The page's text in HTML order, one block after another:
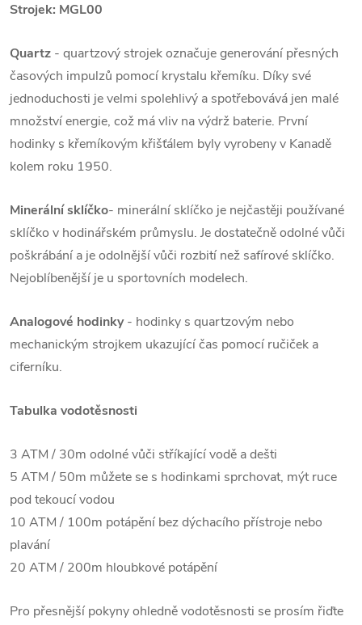
Strojek: MGL00
Quartz - quartzový strojek označuje generování přesných
časových impulzů pomocí krystalu křemíku. Díky své
jednoduchosti je velmi spolehlivý a spotřebovává jen malé
množství energie, což má vliv na výdrž baterie. První
hodinky s křemíkovým křišťálem byly vyrobeny v Kanadě
kolem roku 1950.
Minerální sklíčko- minerální sklíčko je nejčastěji používané
sklíčko v hodinářském průmyslu. Je dostatečně odolné vůči
poškrábání a je odolnější vůči rozbití než safírové sklíčko.
Nejoblíbenější je u sportovních modelech.
Analogové hodinky- hodinky s quartzovým nebo
mechanickým strojkem ukazující čas pomocí ručiček a
ciferníku.
Tabulka vodotěsnosti
3 ATM / 30m odolné vůči stříkající vodě a dešti
5 ATM / 50m můžete se s hodinkami sprchovat, mýt ruce
pod tekoucí vodou
10 ATM / 100m potápění bez dýchacího přístroje nebo
plavání
20 ATM / 200m hloubkové potápění
Pro přesnější pokyny ohledně vodotěsnosti se prosím řiďte